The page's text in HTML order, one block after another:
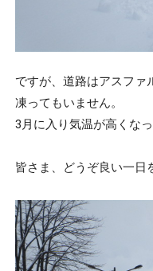
ですが、道路はアスファ
凍ってもいません。
3月に入り気温が高くな
皆さま、どうぞ良い一日